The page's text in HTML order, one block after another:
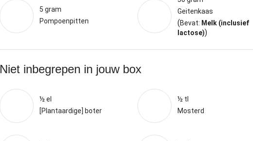
5 gram
Pompoenpitten
Geitenkaas
(Bevat: Melk (inclusief
lactose))
Niet inbegrepen in jouw box
½ el
[Plantaardige] boter
½ tl
Mosterd